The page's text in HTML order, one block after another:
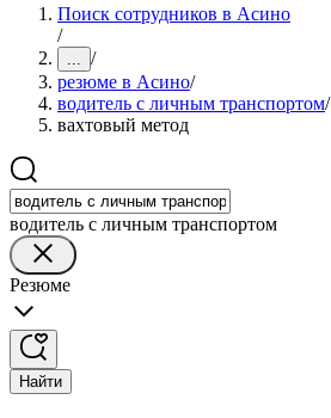
Поиск сотрудников в Асино
/
... /
резюме в Асино/
водитель с личным транспортом/
вахтовый метод
водитель с личным транспортом
Резюме
Найти